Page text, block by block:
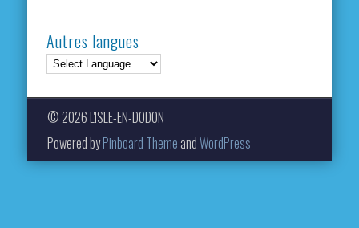
Autres langues
© 2026 L'ISLE-EN-DODON
Powered byPinboard Theme andWordPress